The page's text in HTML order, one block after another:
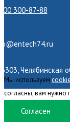
300-87-88
Челябинская
Мы используем cookie
согласны, вам нужно
Согласен